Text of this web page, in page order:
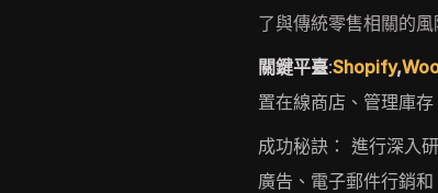
了與傳統零售相關的風
關鍵平臺:Shopify,
置在線商店、管理庫
成功秘訣： 進行深入
廣告、電子郵件行銷